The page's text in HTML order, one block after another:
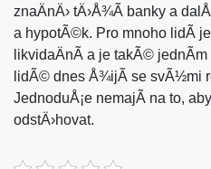
znaÄnÄ› tÄ›Å¾Ã­ banky a
a hypotÃ©k. Pro mnoho lidÃ­ je
likvidaÄnÃ­ a je takÃ©
lidÃ© dnes Å¾ijÃ­ se svÃ½mi
JednoduÅ¡e nemajÃ­ na to,
odstÄ›hovat.